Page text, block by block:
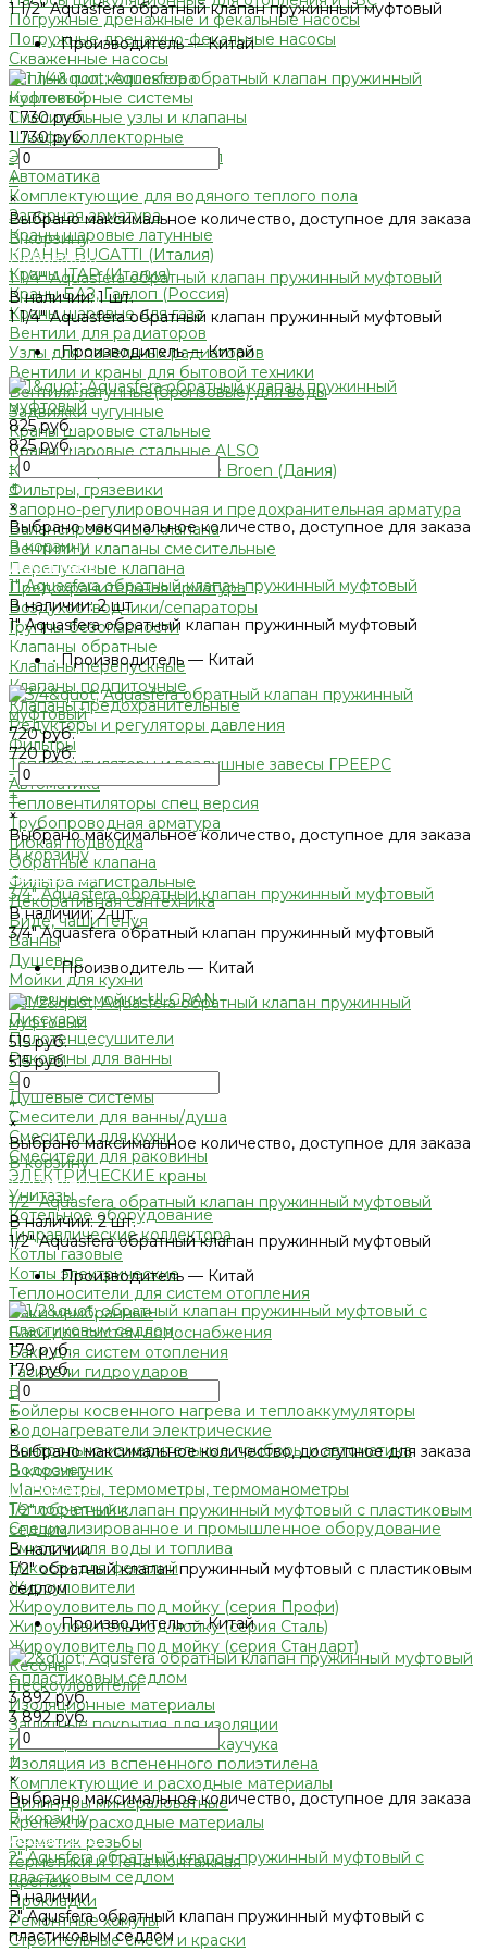
Погружные дренажные и фекальные насосы
Погружные дренажно-фекальные насосы
Скваженные насосы
Теплый пол, коллектора
Коллекторные системы
Смесительные узлы и клапаны
Шкафы коллекторные
Электрический теплый пол
Автоматика
Комплектующие для водяного теплого пола
Запорная арматура
Краны шаровые латунные
КРАНЫ BUGATTI (Италия)
Краны ITAP (Италия)
Краны БАЗ, Галлоп (Россия)
Краны шаровые для газа
Вентили для радиаторов
Узлы для панельных радиаторов
Вентили и краны для бытовой техники
Вентиля латунные(бронзовые) для воды
Задвижки чугунные
Краны шаровые стальные
Краны шаровые стальные ALSO
КРАНЫ шаровые стальные Broen (Дания)
Фильтры, грязевики
Запорно-регулировочная и предохранительная арматура
Балансировочные клапана
Вентили и клапаны смесительные
Перепускные клапана
Предохранительная арматура
Воздухоотводчики/сепараторы
Группы безопасности
Клапаны обратные
Клапаны перепускные
Клапаны подпиточные
Клапаны предохранительные
Редукторы и регуляторы давления
Фильтры
Тепловентиляторы и воздушные завесы ГРЕЕРС
Автоматика
Тепловентиляторы спец версия
Трубопроводная арматура
Гибкая подводка
Обратные клапана
Фильтра магистральные
Декоративная сантехника
Биде, чаши Генуя
Ванны
Душевые
Мойки для кухни
Каменные мойки ULGRAN
Писсуары
Полотенцесушители
Раковины для ванны
Смесители
Душевые системы
Смесители для ванны/душа
Смесители для кухни
Смесители для раковины
ЭЛЕКТРИЧЕСКИЕ краны
Унитазы
Котельное оборудование
Гидравлические коллектора
Котлы газовые
Котлы электрические
Теплоносители для систем отопления
Баки мембранные
Баки для систем водоснабжения
Баки для систем отопления
Гасители гидроударов
Водонагреватели
Бойлеры косвенного нагрева и теплоаккумуляторы
Водонагреватели электрические
Контрольно-измерительные приборы и автоматика
Водосчетчик
Манометры, термометры, термоманометры
Теплосчетчики
Специализированное и промышленное оборудование
Емкости для воды и топлива
Емкости для фекалий
Жироуловители
Жироуловитель под мойку (серия Профи)
Жироуловитель под мойку (серия Сталь)
Жироуловитель под мойку (серия Стандарт)
Кесоны
Пескоуловители
Изоляционные материалы
Защитные покрытия для изоляции
Изоляция из вспененного каучука
Изоляция из вспененного полиэтилена
Комплектующие и расходные материалы
Цилиндры минераловатные
Крепеж и расходные материалы
Герметик резьбы
Герметики и Пена монтажная
Крепеж
Прокладки
Ремонтные хомуты
Строительные смеси и краски
1 1/2" Aquasfera обратный клапан пружинный муфтовый
•Производитель — Китай
1 730 руб.
1 730 руб.
-
+
×
Выбрано максимальное количество, доступное для заказа
В корзину
Добавлено
1 1/4" Aquasfera обратный клапан пружинный муфтовый
В наличии: 1 шт.
1 1/4" Aquasfera обратный клапан пружинный муфтовый
•Производитель — Китай
825 руб.
825 руб.
-
+
×
Выбрано максимальное количество, доступное для заказа
В корзину
Добавлено
1" Aquasfera обратный клапан пружинный муфтовый
В наличии: 2 шт.
1" Aquasfera обратный клапан пружинный муфтовый
• Производитель — Китай
720 руб.
720 руб.
-
+
×
Выбрано максимальное количество, доступное для заказа
В корзину
Добавлено
3/4" Aquasfera обратный клапан пружинный муфтовый
В наличии: 2 шт.
3/4" Aquasfera обратный клапан пружинный муфтовый
•Производитель — Китай
515 руб.
515 руб.
-
+
×
Выбрано максимальное количество, доступное для заказа
В корзину
Добавлено
1/2" Aquasfera обратный клапан пружинный муфтовый
В наличии: 2 шт.
1/2" Aquasfera обратный клапан пружинный муфтовый
• Производитель — Китай
179 руб.
179 руб.
-
+
×
Выбрано максимальное количество, доступное для заказа
В корзину
Добавлено
1/2" обратный клапан пружинный муфтовый с пластиковым
седлом
В наличии
1/2" обратный клапан пружинный муфтовый с пластиковым
седлом
•Производитель — Китай
3 892 руб.
3 892 руб.
-
+
×
Выбрано максимальное количество, доступное для заказа
В корзину
Добавлено
2" Aqusfera обратный клапан пружинный муфтовый с
пластиковым седлом
В наличии
2" Aqusfera обратный клапан пружинный муфтовый с
пластиковым седлом